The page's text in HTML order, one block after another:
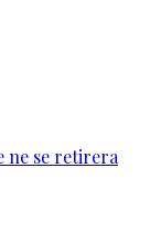
ne se retirera